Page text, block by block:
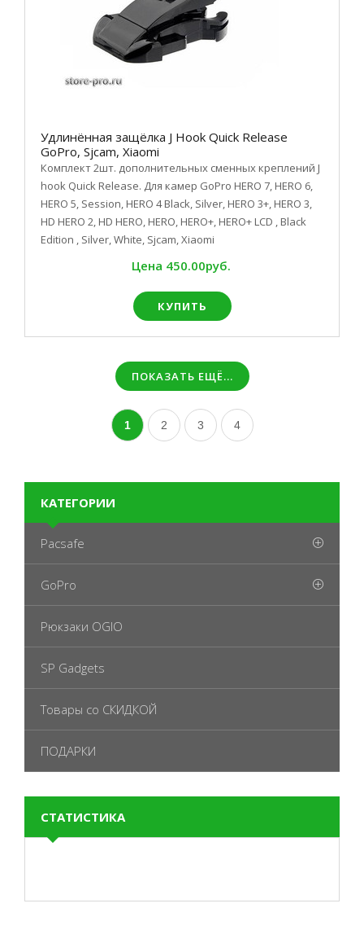
Удлинённая защёлка J Hook Quick Release
GoPro, Sjcam, Xiaomi
Комплект 2шт. дополнительных сменных креплений J
hook Quick Release. Для камер GoPro HERO 7, HERO 6,
HERO 5, Session, HERO 4 Black, Silver, HERO 3+, HERO 3,
HD HERO 2, HD HERO, HERO, HERO+, HERO+ LCD , Black
Edition , Silver, White, Sjcam, Xiaomi
Цена 450.00руб.
КУПИТЬ
ПОКАЗАТЬ ЕЩЁ...
1 2 3 4
КАТЕГОРИИ
Pacsafe
GoPro
Рюкзаки OGIO
SP Gadgets
Товары со СКИДКОЙ
ПОДАРКИ
СТАТИСТИКА